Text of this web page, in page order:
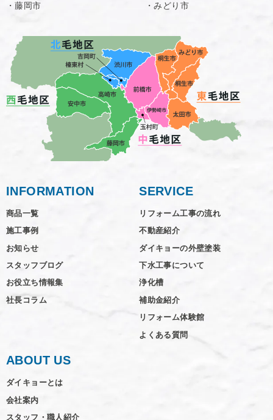
・藤岡市
・みどり市
INFORMATION
商品一覧
施工事例
お知らせ
スタッフブログ
お役立ち情報集
社長コラム
SERVICE
リフォーム工事の流れ
不動産紹介
ダイキョーの外壁塗装
下水工事について
浄化槽
補助金紹介
リフォーム体験館
よくある質問
ABOUT US
ダイキョーとは
会社案内
スタッフ・職人紹介